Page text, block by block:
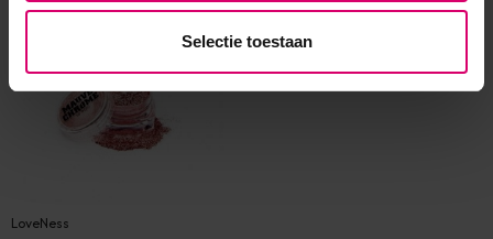
Selectie toestaan
LoveNess